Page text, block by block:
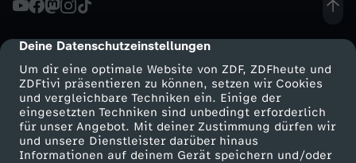
cmp-dialog-description
Deine Datenschutzeinstellungen
Um dir eine optimale Website von ZDF, ZDFheute und
ZDFtivi präsentieren zu können, setzen wir Cookies
und vergleichbare Techniken ein. Einige der
eingesetzten Techniken sind unbedingt erforderlich
für unser Angebot. Mit deiner Zustimmung dürfen wir
und unsere Dienstleister darüber hinaus
Informationen auf deinem Gerät speichern und/oder
e
r
-
E
Mehr ZDF Service